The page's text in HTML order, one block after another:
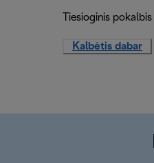
Tiesioginis pokalbis
Kalbėtis dabar